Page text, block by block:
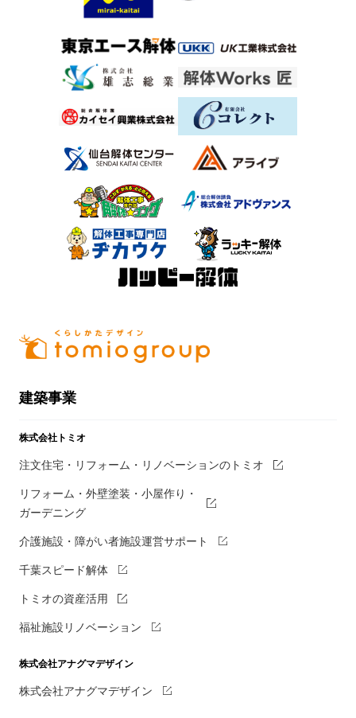
建築事業
株式会社トミオ
注文住宅・リフォーム・リノベーションのトミオ
リフォーム・外壁塗装・小屋作り・
ガーデニング
介護施設・障がい者施設運営サポート
千葉スピード解体
トミオの資産活用
福祉施設リノベーション
株式会社アナグマデザイン
株式会社アナグマデザイン